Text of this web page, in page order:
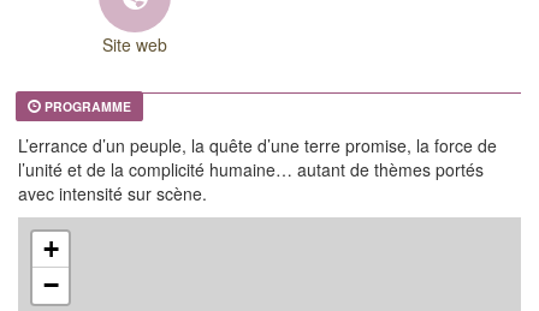
Site web
PROGRAMME
L’errance d’un peuple, la quête d’une terre promise, la force de
l’unité et de la complicité humaine… autant de thèmes portés
avec intensité sur scène.
+
−